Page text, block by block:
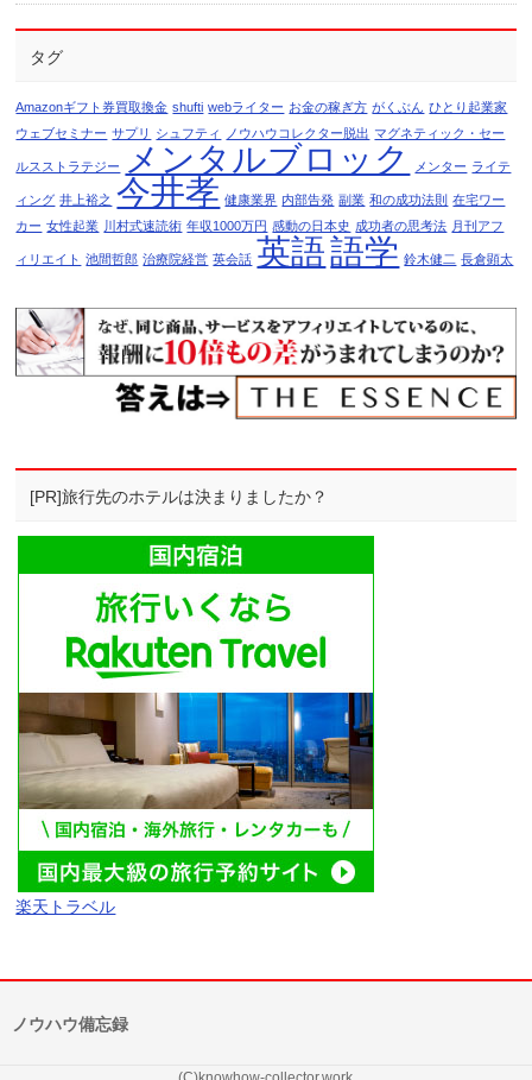
タグ
Amazonギフト券買取換金 shufti webライター お金の稼ぎ方 がくぶん ひとり起業家
ウェブセミナー サプリ シュフティ ノウハウコレクター脱出 マグネティック・セー
ルスストラテジー メンタルブロック メンター ライテ
ィング 井上裕之 今井孝 健康業界 内部告発 副業 和の成功法則 在宅ワー
カー 女性起業 川村式速読術 年収1000万円 感動の日本史 成功者の思考法 月刊アフ
ィリエイト 池間哲郎 治療院経営 英会話 英語語学 鈴木健二 長倉顕太
[PR]旅行先のホテルは決まりましたか？
楽天トラベル
ノウハウ備忘録